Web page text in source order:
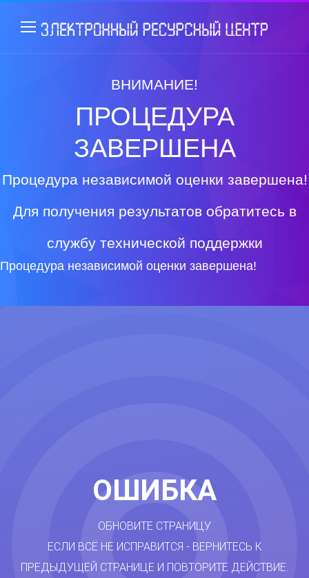
ВНИМАНИЕ!
ПРОЦЕДУРА
ЗАВЕРШЕНА
Процедура независимой оценки завершена!
Для получения результатов обратитесь в
службу технической поддержки
Процедура независимой оценки завершена!
ОШИБКА
ОБНОВИТЕ СТРАНИЦУ.
ЕСЛИ ВСЁ НЕ ИСПРАВИТСЯ - ВЕРНИТЕСЬ К
ПРЕДЫДУЩЕЙ СТРАНИЦЕ И ПОВТОРИТЕ ДЕЙСТВИЕ.